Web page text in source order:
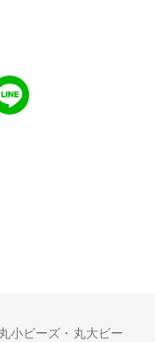
小ビーズ・丸大ビー